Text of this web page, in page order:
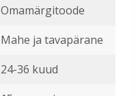
Omamärgitoode
Mahe ja tavapärane
24-36 kuud